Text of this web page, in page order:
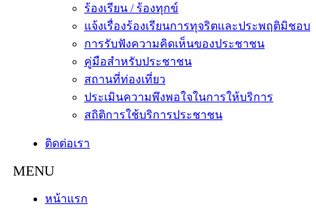
ร้องเรียน / ร้องทุกข์
แจ้งเรื่องร้องเรียนการทุจริตและประพฤติมิชอบ
การรับฟังความคิดเห็นของประชาชน
คู่มือสำหรับประชาชน
สถานที่ท่องเที่ยว
ประเมินความพึงพอใจในการให้บริการ
สถิติการใช้บริการประชาชน
ติดต่อเรา
หน้าแรก